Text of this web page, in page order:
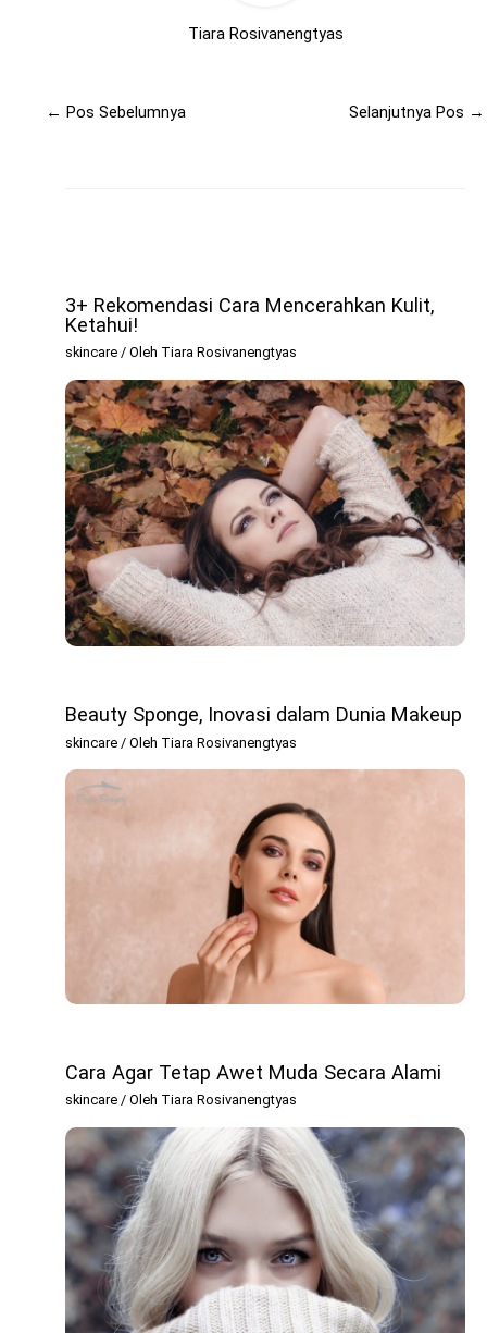
Tiara Rosivanengtyas
← Pos Sebelumnya Selanjutnya Pos →
3+ Rekomendasi Cara Mencerahkan Kulit,
Ketahui!
skincare / Oleh Tiara Rosivanengtyas
Beauty Sponge, Inovasi dalam Dunia Makeup
skincare / Oleh Tiara Rosivanengtyas
Cara Agar Tetap Awet Muda Secara Alami
skincare / Oleh Tiara Rosivanengtyas